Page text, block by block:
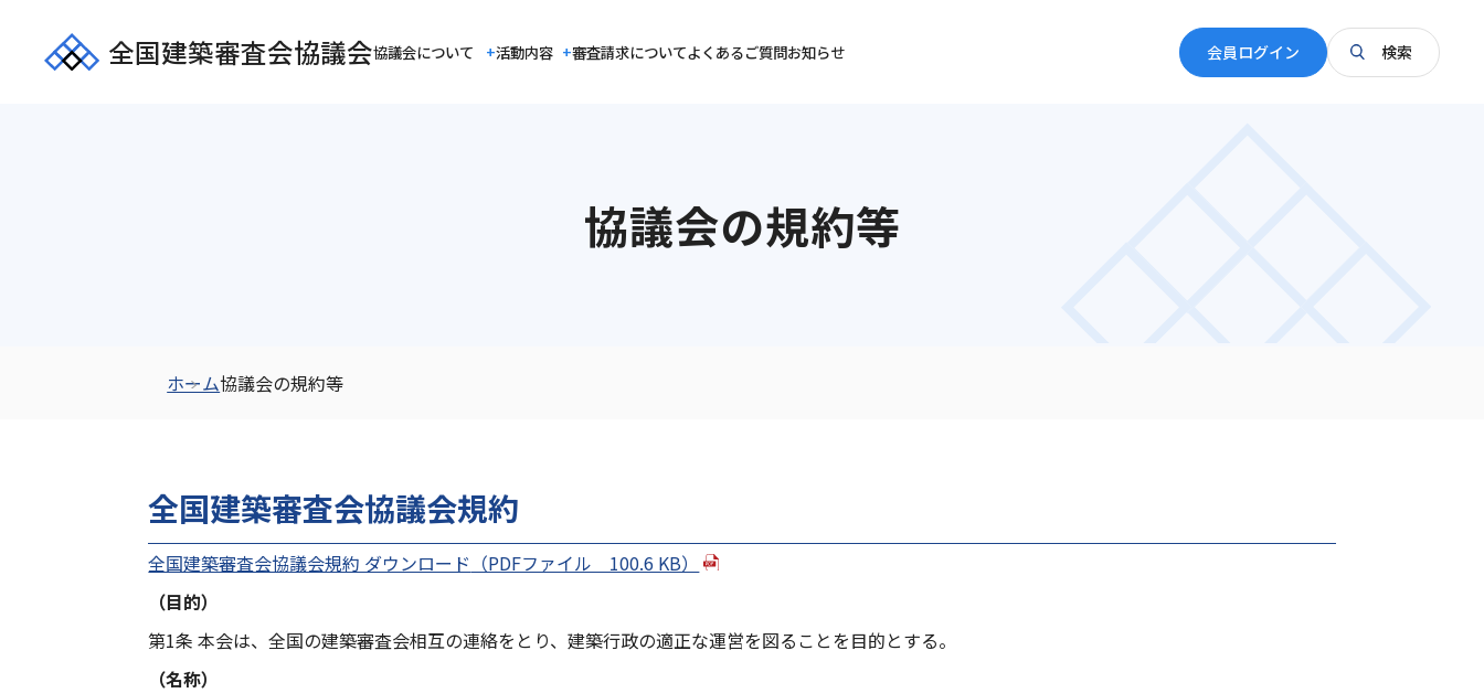
全国建築審査会協議会協議会について 活動内容 審査請求についてよくあるご質問お知らせ 会員ログイン 検索
協議会の規約等
ホーム協議会の規約等
全国建築審査会協議会規約
全国建築審査会協議会規約 ダウンロード （PDFファイル 100.6 KB）
（目的）
第1条 本会は、全国の建築審査会相互の連絡をとり、建築行政の適正な運営を図ることを目的とする。
（名称）